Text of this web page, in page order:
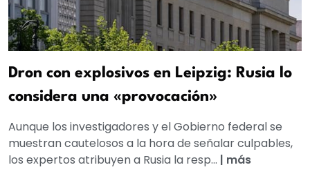
Dron con explosivos en Leipzig: Rusia lo
considera una «provocación»
Aunque los investigadores y el Gobierno federal se
muestran cautelosos a la hora de señalar culpables,
los expertos atribuyen a Rusia la resp... | más